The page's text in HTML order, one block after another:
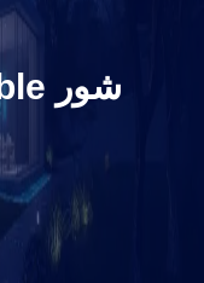
شور C-25J – SH Cable